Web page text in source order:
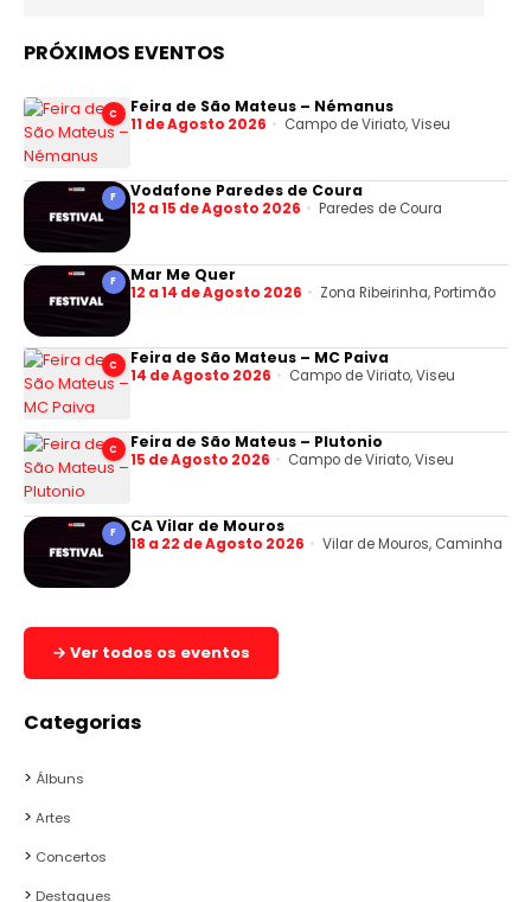
PRÓXIMOS EVENTOS
C Feira de São Mateus – Némanus
11 de Agosto 2026 Campo de Viriato, Viseu
F Vodafone Paredes de Coura
12 a 15 de Agosto 2026 Paredes de Coura
F Mar Me Quer
12 a 14 de Agosto 2026 Zona Ribeirinha, Portimão
C Feira de São Mateus – MC Paiva
14 de Agosto 2026 Campo de Viriato, Viseu
C Feira de São Mateus – Plutonio
15 de Agosto 2026 Campo de Viriato, Viseu
F CA Vilar de Mouros
18 a 22 de Agosto 2026 Vilar de Mouros, Caminha
→ Ver todos os eventos
Categorias
Álbuns
Artes
Concertos
Destaques